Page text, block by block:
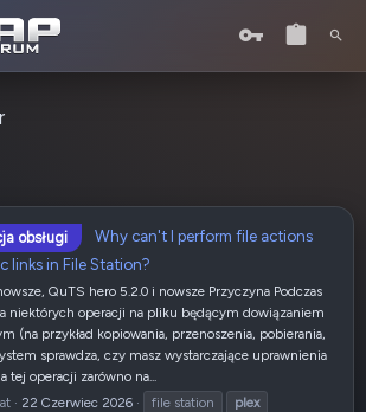
obsługi
Why can't I perform file actions
links in File Station?
QuTS hero 5.2.0 i nowsze Przyczyna Podczas
niektórych operacji na pliku będącym dowiązaniem
(na przykład kopiowania, przenoszenia, pobierania,
sprawdza, czy masz wystarczające uprawnienia
tej operacji zarówno na...
22 Czerwiec 2026 file station
plex